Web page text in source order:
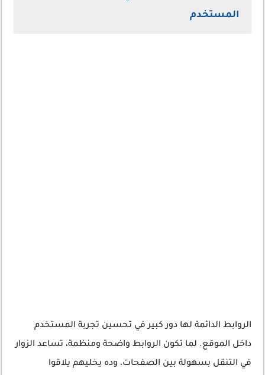
المستخدم
الروابط الدائمة لها دور كبير في تحسين تجربة المستخدم
داخل الموقع. لما تكون الروابط واضحة ومنظمة، تساعد الزوار
في التنقل بسهولة بين الصفحات، وده يخليهم يلاقوا